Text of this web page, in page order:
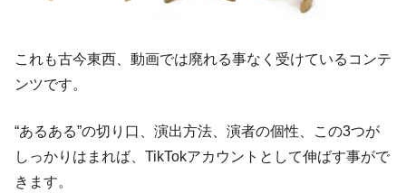
これも古今東西、動画では廃れる事なく受けているコンテ
ンツです。
“あるある”の切り口、演出方法、演者の個性、この3つが
しっかりはまれば、TikTokアカウントとして伸ばす事がで
きます。